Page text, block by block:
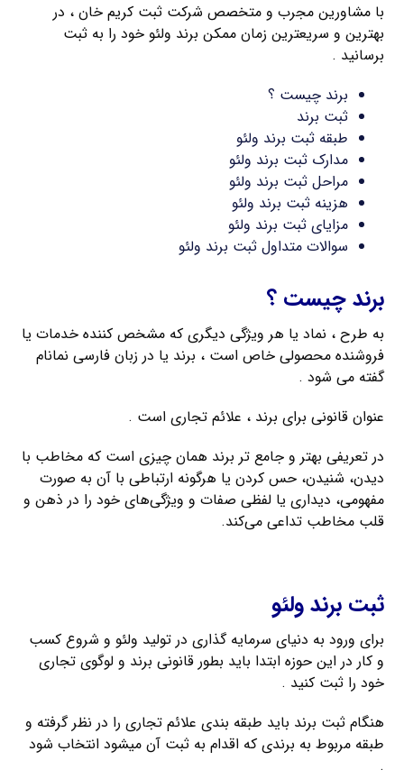
با مشاورین مجرب و متخصص شرکت ثبت کریم خان ، در
بهترین و سریعترین زمان ممکن برند ولئو خود را به ثبت
برسانید .
برند چیست ؟
ثبت برند
طبقه ثبت برند ولئو
مدارک ثبت برند ولئو
مراحل ثبت برند ولئو
هزینه ثبت برند ولئو
مزایای ثبت برند ولئو
سوالات متداول ثبت برند ولئو
برند چیست ؟
به طرح ، نماد یا هر ویژگی دیگری که مشخص کننده خدمات یا
فروشنده محصولی خاص است ، برند یا در زبان فارسی نمانام
گفته می شود .
عنوان قانونی برای برند ، علائم تجاری است .
در تعریفی بهتر و جامع تر برند همان چیزی است که مخاطب با
دیدن، شنیدن، حس کردن یا هرگونه ارتباطی با آن به صورت
مفهومی، دیداری یا لفظی صفات و ویژگی‌های خود را در ذهن و
قلب مخاطب تداعی می‌کند.
ثبت برند ولئو
برای ورود به دنیای سرمایه گذاری در تولید ولئو و شروع کسب
و کار در این حوزه ابتدا باید بطور قانونی برند و لوگوی تجاری
خود را ثبت کنید .
هنگام ثبت برند باید طبقه بندی علائم تجاری را در نظر گرفته و
طبقه مربوط به برندی که اقدام به ثبت آن میشود انتخاب شود
.